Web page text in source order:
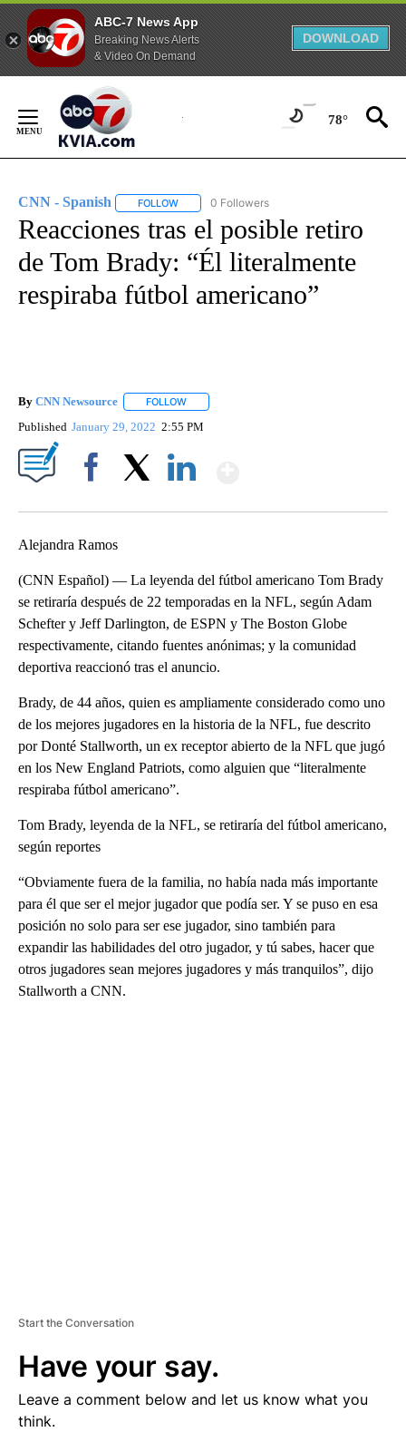
ABC-7 News App
Breaking News Alerts
& Video On Demand
DOWNLOAD
Content
78°
CNN - Spanish FOLLOW FOLLOW "CNN - SPANISH" TO RECEIVE
0 Followers
Reacciones tras el posible retiro
de Tom Brady: “Él literalmente
respiraba fútbol americano”
By CNN Newsource FOLLOW
Published January 29, 2022 2:55 PM
Alejandra Ramos
(CNN Español) — La leyenda del fútbol americano Tom Brady
se retiraría después de 22 temporadas en la NFL, según Adam
Schefter y Jeff Darlington, de ESPN y The Boston Globe
respectivamente, citando fuentes anónimas; y la comunidad
deportiva reaccionó tras el anuncio.
Brady, de 44 años, quien es ampliamente considerado como uno
de los mejores jugadores en la historia de la NFL, fue descrito
por Donté Stallworth, un ex receptor abierto de la NFL que jugó
en los New England Patriots, como alguien que “literalmente
respiraba fútbol americano”.
Tom Brady, leyenda de la NFL, se retiraría del fútbol americano,
según reportes
“Obviamente fuera de la familia, no había nada más importante
para él que ser el mejor jugador que podía ser. Y se puso en esa
posición no solo para ser ese jugador, sino también para
expandir las habilidades del otro jugador, y tú sabes, hacer que
otros jugadores sean mejores jugadores y más tranquilos”, dijo
Stallworth a CNN.
Start the Conversation
Have your say.
Leave a comment below and let us know what you
think.